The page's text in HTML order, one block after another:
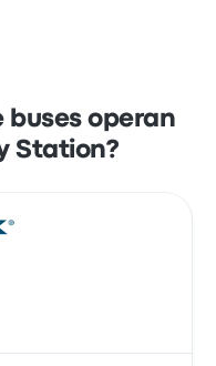
buses operan
Station?